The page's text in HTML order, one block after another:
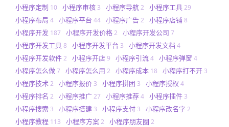
小程序定制 10 小程序审核 3 小程序导航2 小程序工具29
小程序布局 4 小程序平台 44 小程序广告2 小程序店铺8
小程序开发 187 小程序开发价格2 小程序开发公司 7
小程序开发工具8 小程序开发平台 3 小程序开发文档 4
小程序开发软件2 小程序开店9 小程序引流4 小程序弹窗 4
小程序怎么做7 小程序怎么用 2 小程序成本 18 小程序打不开 3
小程序技术2 小程序报价 3 小程序拼团 3 小程序授权 4
小程序排名 2 小程序推广27 小程序推荐4 小程序插件 3
小程序搜索 3 小程序搭建 3 小程序支付 3 小程序改名字 2
小程序教程 113 小程序方案2 小程序朋友圈 2